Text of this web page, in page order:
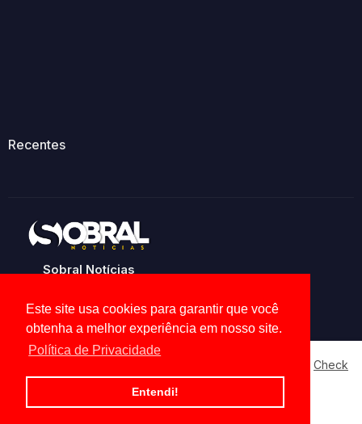
Este site usa cookies para garantir que você
obtenha a melhor experiência em nosso site.
Política de Privacidade
Entendi!
Recentes
Sobral Notícias
Home About Contact us Privacy Policy
Check
Now